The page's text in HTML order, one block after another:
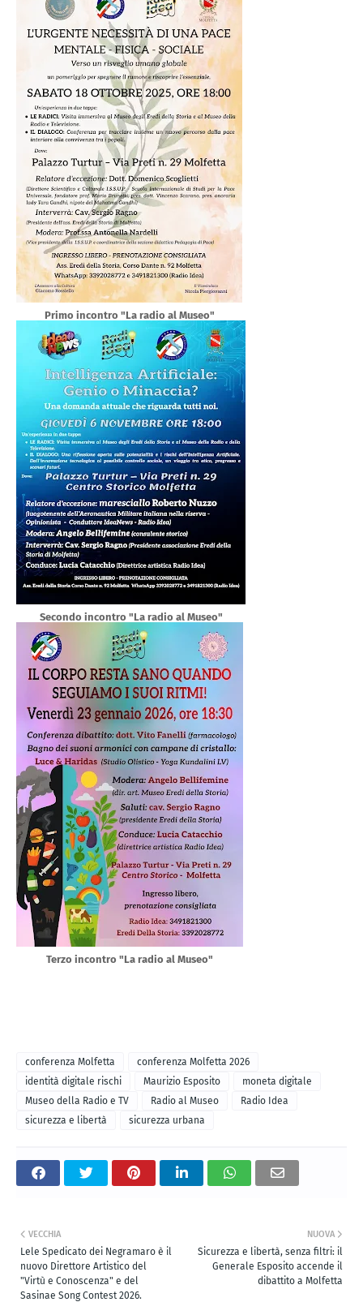
Primo incontro "La radio al Museo"
Secondo incontro "La radio al Museo"
Terzo incontro "La radio al Museo"
conferenza Molfetta
conferenza Molfetta 2026
identità digitale rischi
Maurizio Esposito
moneta digitale
Museo della Radio e TV
Radio al Museo
Radio Idea
sicurezza e libertà
sicurezza urbana
NUOVA
Sicurezza e libertà, senza filtri: il
Generale Esposito accende il
dibattito a Molfetta
VECCHIA
Lele Spedicato dei Negramaro è il
nuovo Direttore Artistico del
"Virtù e Conoscenza" e del
Sasinae Song Contest 2026.